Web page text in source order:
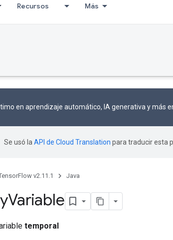
Recursos Más
en aprendizaje automático, IA generativa y más
Se usó la API de Cloud Translation para traducir esta
v2.11.1 Java
Variable
temporal